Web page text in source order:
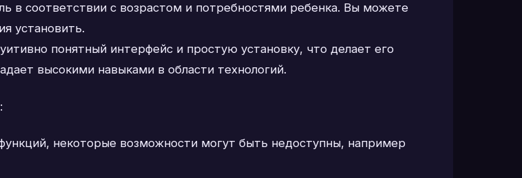
в соответствии с возрастом и потребностями ребенка. Вы можете
установить.
понятный интерфейс и простую установку, что делает его
высокими навыками в области технологий.
некоторые возможности могут быть недоступны, например